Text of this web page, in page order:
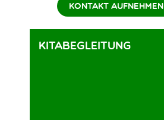
KONTAKT AUFNEHMEN
Kitabegleitung